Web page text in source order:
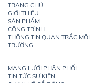
TRANG CHỦ
GIỚI THIỆU
SẢN PHẨM
CÔNG TRÌNH
THÔNG TIN QUAN TRẮC MÔI
TRƯỜNG
MẠNG LƯỚI PHÂN PHỐI
TIN TỨC SỰ KIỆN